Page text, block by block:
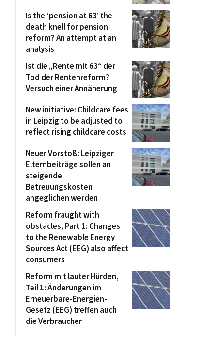
Is the ‘pension at 63’ the
death knell for pension
reform? An attempt at an
analysis
Ist die „Rente mit 63“ der
Tod der Rentenreform?
Versuch einer Annäherung
New initiative: Childcare fees
in Leipzig to be adjusted to
reflect rising childcare costs
Neuer Vorstoß: Leipziger
Elternbeiträge sollen an
steigende
Betreuungskosten
angeglichen werden
Reform fraught with
obstacles, Part 1: Changes
to the Renewable Energy
Sources Act (EEG) also affect
consumers
Reform mit lauter Hürden,
Teil 1: Änderungen im
Erneuerbare-Energien-
Gesetz (EEG) treffen auch
die Verbraucher